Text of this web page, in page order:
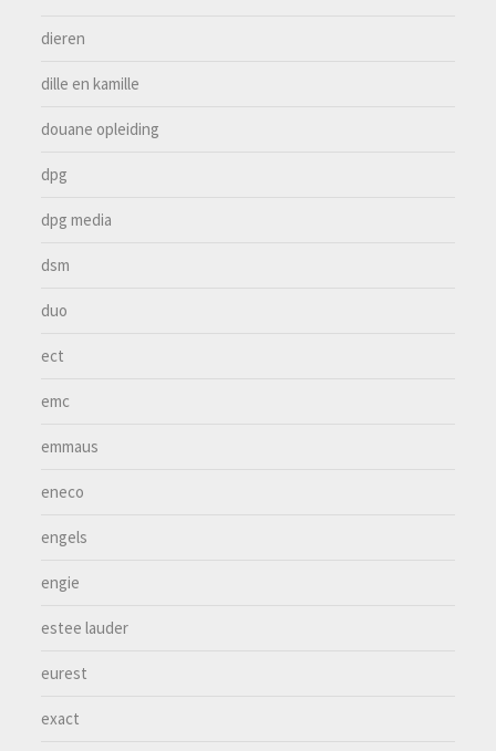
dieren
dille en kamille
douane opleiding
dpg
dpg media
dsm
duo
ect
emc
emmaus
eneco
engels
engie
estee lauder
eurest
exact